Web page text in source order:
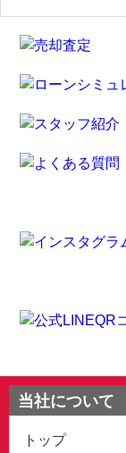
当社について
トップ